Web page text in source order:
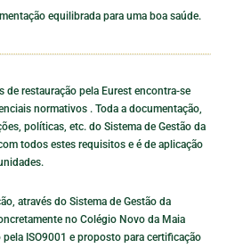
equilibrada para uma boa saúde.
de restauração pela Eurest encontra-se
normativos . Toda a documentação,
políticas, etc. do Sistema de Gestão da
todos estes requisitos e é de aplicação
através do Sistema de Gestão da
no Colégio Novo da Maia
ISO9001 e proposto para certificação